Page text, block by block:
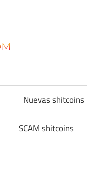
Nuevas shitcoins
SCAM shitcoins